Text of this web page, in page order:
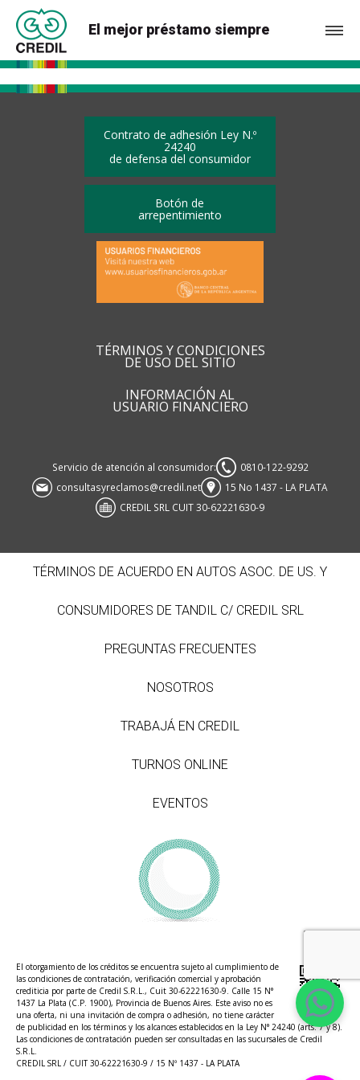
El mejor préstamo siempre
Contrato de adhesión Ley N.º
24240
de defensa del consumidor
Botón de
arrepentimiento
TÉRMINOS Y CONDICIONES
DE USO DEL SITIO
INFORMACIÓN AL
USUARIO FINANCIERO
Servicio de atención al consumidor:
0810-122-9292
consultasyreclamos@credil.net
15 No 1437 - LA PLATA
CREDIL SRL CUIT 30-62221630-9
TÉRMINOS DE ACUERDO EN AUTOS ASOC. DE US. Y
CONSUMIDORES DE TANDIL C/ CREDIL SRL
PREGUNTAS FRECUENTES
NOSOTROS
TRABAJÁ EN CREDIL
TURNOS ONLINE
EVENTOS
El otorgamiento de los créditos se encuentra sujeto al cumplimiento de
las condiciones de contratación, verificación comercial y aprobación
crediticia por parte de Credil S.R.L., Cuit 30-62221630-9. Calle 15 N°
1437 La Plata (C.P. 1900), Provincia de Buenos Aires. Este aviso no es
una oferta, ni una invitación de compra o adhesión, no tiene carácter
de publicidad en los términos y los alcances establecidos en la Ley N° 24240 (arts. 7 y 8).
Las condiciones de contratación pueden ser consultadas en las sucursales de Credil
S.R.L.
CREDIL SRL / CUIT 30-62221630-9 / 15 Nº 1437 - LA PLATA